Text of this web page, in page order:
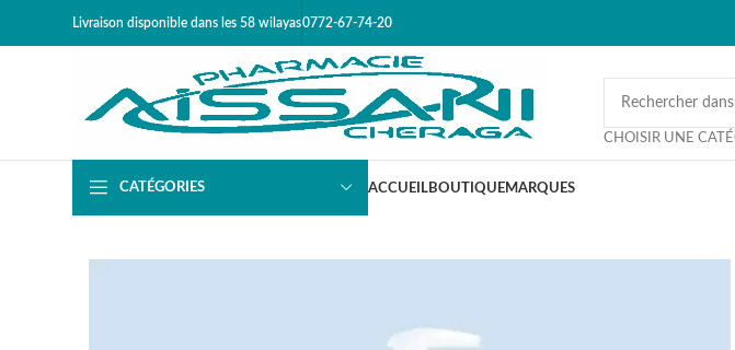
Livraison disponible dans les 58 wilayas​0772-67-74-20
CATÉGORIES ACCUEILBOUTIQUEMARQUES